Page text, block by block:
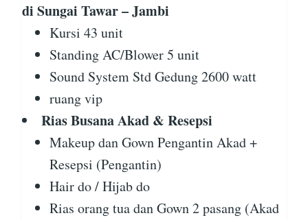
di Sungai Tawar – Jambi
Kursi 43 unit
Standing AC/Blower 5 unit
Sound System Std Gedung 2600 watt
ruang vip
Rias Busana Akad & Resepsi
Makeup dan Gown Pengantin Akad +
Resepsi (Pengantin)
Hair do / Hijab do
Rias orang tua dan Gown 2 pasang (Akad